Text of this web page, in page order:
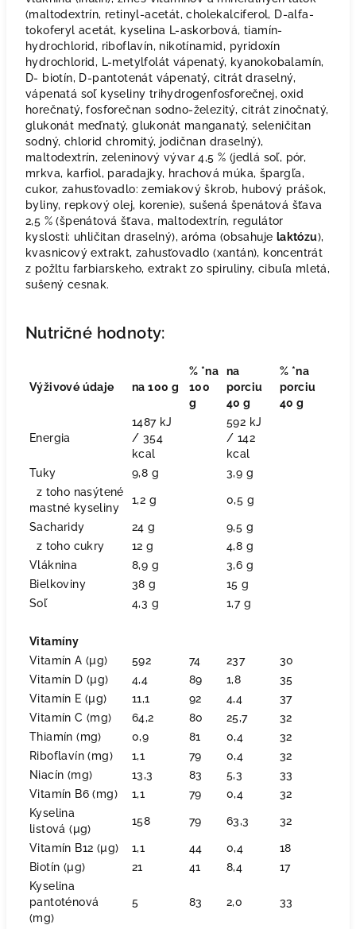
(maltodextrín, retinyl-acetát, cholekalciferol, D-alfa-
tokoferyl acetát, kyselina L-askorbová, tiamín-
hydrochlorid, riboflavín, nikotínamid, pyridoxín
hydrochlorid, L-metylfolát vápenatý, kyanokobalamín,
D- biotín, D-pantotenát vápenatý, citrát draselný,
vápenatá soľ kyseliny trihydrogenfosforečnej, oxid
horečnatý, fosforečnan sodno-železitý, citrát zinočnatý,
glukonát meďnatý, glukonát manganatý, seleničitan
sodný, chlorid chromitý, jodičnan draselný),
maltodextrín, zeleninový vývar 4,5 % (jedlá soľ, pór,
mrkva, karfiol, paradajky, hrachová múka, špargľa,
cukor, zahusťovadlo: zemiakový škrob, hubový prášok,
byliny, repkový olej, korenie), sušená špenátová šťava
2,5 % (špenátová šťava, maltodextrín, regulátor
kyslosti: uhličitan draselný), aróma (obsahuje laktózu),
kvasnicový extrakt, zahusťovadlo (xantán), koncentrát
z požltu farbiarskeho, extrakt zo spiruliny, cibuľa mletá,
sušený cesnak.
Nutričné hodnoty:
Výživové údaje na 100 g
% *na
100
g
na
porciu
40 g
% *na
porciu
40 g
Energia
1487 kJ
/ 354
kcal
592 kJ
/ 142
kcal
Tuky
9,8 g
3,9 g
z toho nasýtené
mastné kyseliny
1,2 g 0,5 g
Sacharidy 24 g
9,5 g
z toho cukry
12 g
4,8 g
Vláknina
8,9 g
3,6 g
Bielkoviny
38 g
15 g
Soľ
4,3 g 1,7 g
Vitamíny
Vitamín A (µg)
592 74 237
30
Vitamín D (µg)
4,4 89 1,8
35
Vitamín E (µg)
11,1 92 4,4
37
Vitamín C (mg)
64,2 80 25,7
32
Thiamín (mg)
0,9 81 0,4
32
Riboflavín (mg)
1,1 79 0,4
32
Niacín (mg)
13,3 83 5,3
33
Vitamín B6 (mg)
1,1 79 0,4
32
Kyselina
listová (µg)
158 79 63,3 32
Vitamín B12 (µg) 1,1 44 0,4
18
Biotín (µg)
21 41 8,4
17
Kyselina
pantoténová
(mg)
5 83 2,0 33